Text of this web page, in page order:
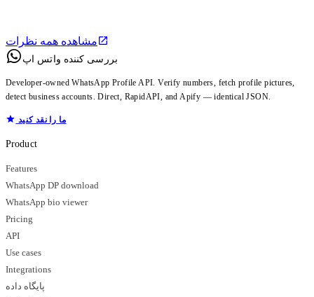
مشاهده همه نظرات
بررسی کننده واتس اپ
Developer-owned WhatsApp Profile API. Verify numbers, fetch profile pictures,
detect business accounts. Direct, RapidAPI, and Apify — identical JSON.
ما را نقد کنید
Product
Features
WhatsApp DP download
WhatsApp bio viewer
Pricing
API
Use cases
Integrations
پایگاه داده